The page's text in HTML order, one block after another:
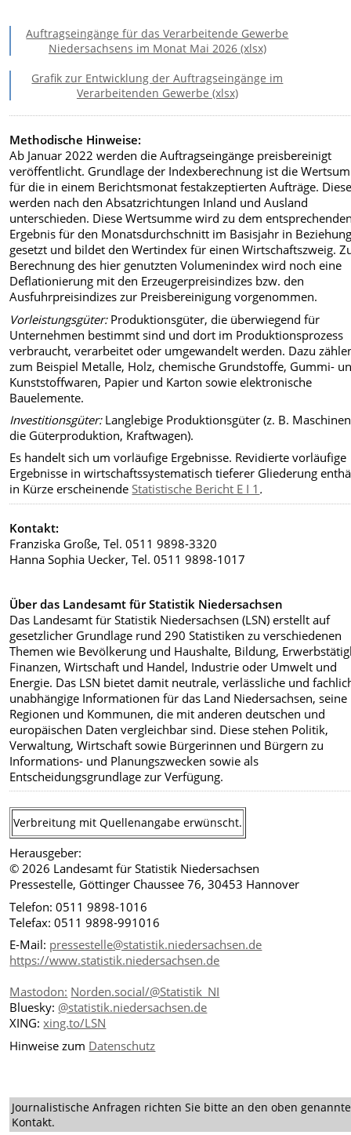
Auftragseingänge für das Verarbeitende Gewerbe
Niedersachsens im Monat Mai 2026 (xlsx)
Grafik zur Entwicklung der Auftragseingänge im
Verarbeitenden Gewerbe (xlsx)
Methodische Hinweise:
Ab Januar 2022 werden die Auftragseingänge preisbereinigt
veröffentlicht. Grundlage der Indexberechnung ist die
für die in einem Berichtsmonat festakzeptierten Aufträge.
werden nach den Absatzrichtungen Inland und Ausland
unterschieden. Diese Wertsumme wird zu dem
Ergebnis für den Monatsdurchschnitt im Basisjahr in
gesetzt und bildet den Wertindex für einen Wirtschaftszweig.
Berechnung des hier genutzten Volumenindex wird noch eine
Deflationierung mit den Erzeugerpreisindizes bzw. den
Ausfuhrpreisindizes zur Preisbereinigung vorgenommen.
Vorleistungsgüter:Produktionsgüter, die überwiegend für
Unternehmen bestimmt sind und dort im Produktionsprozess
verbraucht, verarbeitet oder umgewandelt werden. Dazu
zum Beispiel Metalle, Holz, chemische Grundstoffe, Gummi-
Kunststoffwaren, Papier und Karton sowie elektronische
Bauelemente.
Investitionsgüter:Langlebige Produktionsgüter (z. B.
die Güterproduktion, Kraftwagen).
Es handelt sich um vorläufige Ergebnisse. Revidierte vorläufige
Ergebnisse in wirtschaftssystematisch tieferer Gliederung
in Kürze erscheinendeStatistische Bericht E I 1 .
Kontakt:
Franziska Große, Tel. 0511 9898-3320
Hanna Sophia Uecker, Tel. 0511 9898-1017
Über das Landesamt für Statistik Niedersachsen
Das Landesamt für Statistik Niedersachsen (LSN) erstellt auf
gesetzlicher Grundlage rund 290 Statistiken zu verschiedenen
Themen wie Bevölkerung und Haushalte, Bildung,
Finanzen, Wirtschaft und Handel, Industrie oder Umwelt und
Energie. Das LSN bietet damit neutrale, verlässliche und
unabhängige Informationen für das Land Niedersachsen, seine
Regionen und Kommunen, die mit anderen deutschen und
europäischen Daten vergleichbar sind. Diese stehen Politik,
Verwaltung, Wirtschaft sowie Bürgerinnen und Bürgern zu
Informations- und Planungszwecken sowie als
Entscheidungsgrundlage zur Verfügung.
Verbreitung mit Quellenangabe erwünscht.
Herausgeber:
© 2026 Landesamt für Statistik Niedersachsen
Pressestelle, Göttinger Chaussee 76, 30453 Hannover
Telefon: 0511 9898-1016
Telefax: 0511 9898-991016
E-Mail: pressestelle@statistik.niedersachsen.de
https://www.statistik.niedersachsen.de
Mastodon: Norden.social/@Statistik_NI
Bluesky: @statistik.niedersachsen.de
XING:xing.to/LSN
Hinweise zum Datenschutz
Journalistische Anfragen richten Sie bitte an den oben
Kontakt.